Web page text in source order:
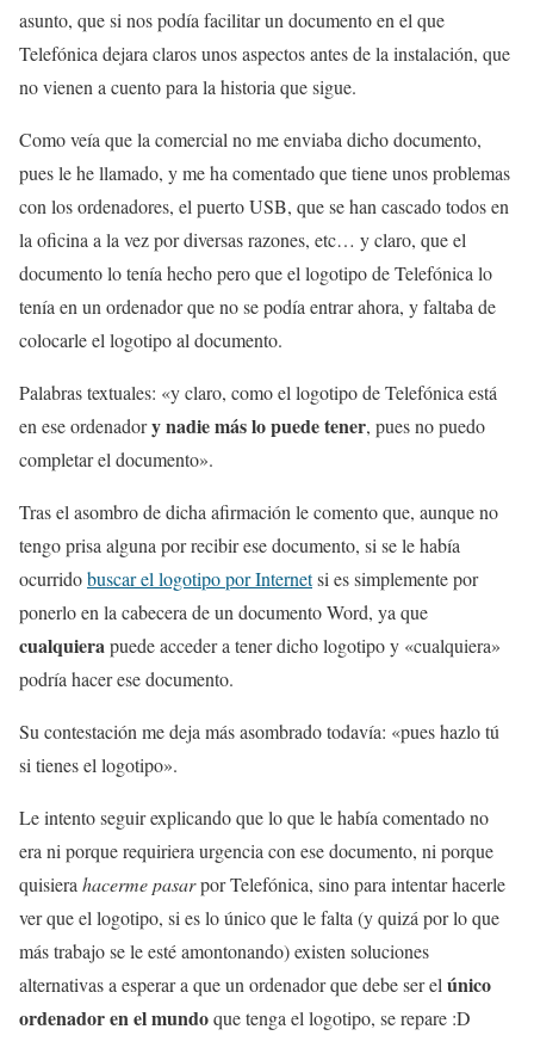
asunto, que si nos podía facilitar un documento en el que
Telefónica dejara claros unos aspectos antes de la instalación, que
no vienen a cuento para la historia que sigue.
Como veía que la comercial no me enviaba dicho documento,
pues le he llamado, y me ha comentado que tiene unos problemas
con los ordenadores, el puerto USB, que se han cascado todos en
la oficina a la vez por diversas razones, etc… y claro, que el
documento lo tenía hecho pero que el logotipo de Telefónica lo
tenía en un ordenador que no se podía entrar ahora, y faltaba de
colocarle el logotipo al documento.
Palabras textuales: «y claro, como el logotipo de Telefónica está
en ese ordenadory nadie más lo puede tener, pues no puedo
completar el documento».
Tras el asombro de dicha afirmación le comento que, aunque no
tengo prisa alguna por recibir ese documento, si se le había
ocurridobuscar el logotipo por Internetsi es simplemente por
ponerlo en la cabecera de un documento Word, ya que
cualquierapuede acceder a tener dicho logotipo y «cualquiera»
podría hacer ese documento.
Su contestación me deja más asombrado todavía: «pues hazlo tú
si tienes el logotipo».
Le intento seguir explicando que lo que le había comentado no
era ni porque requiriera urgencia con ese documento, ni porque
quisiera hacerme pasarpor Telefónica, sino para intentar hacerle
ver que el logotipo, si es lo único que le falta (y quizá por lo que
más trabajo se le esté amontonando) existen soluciones
alternativas a esperar a que un ordenador que debe ser el único
ordenador en el mundoque tenga el logotipo, se repare :D